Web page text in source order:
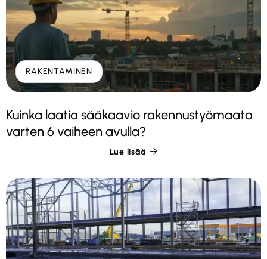
RAKENTAMINEN
Kuinka laatia sääkaavio rakennustyömaata
varten 6 vaiheen avulla?
Lue lisää 